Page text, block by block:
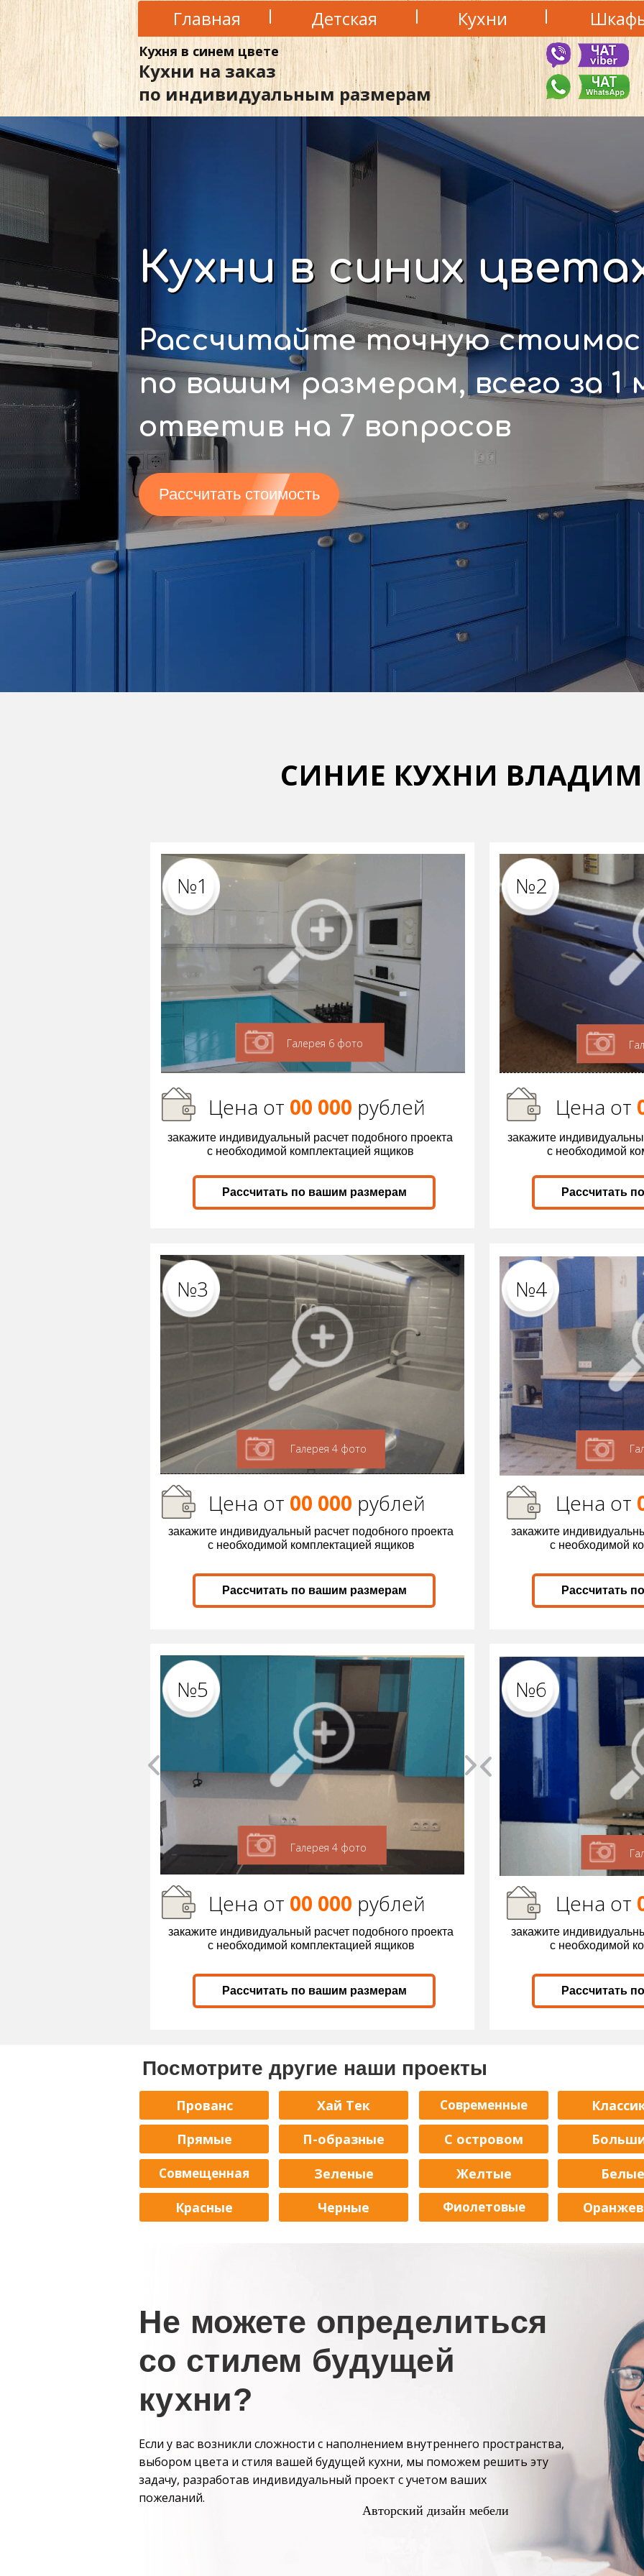
Рассчитать стоимость
Рассчитайте точную
по вашим размерам, всего за
ответив на 7 вопросов
Кухни в синих
Галерея 4 фото
№4
№3
СИНИЕ КУХНИ
Цена от 00 000 рублей
П-образные
Посмотрите другие наши проекты
Белые
Рассчитать
Рассчитать
закажите
с необходимой
Цена от
Рассчитать
Совмещенная
Прямые
Детская
С островом
закажите индивидуальный расчет подобного проекта
с необходимой комплектацией ящиков
Рассчитать по вашим размерам
Цена от 00 000 рублей
Черные
Прованс
Зеленые
Современные
Красные
Хай Тек
Желтые
Фиолетовые
Не можете определиться
со стилем будущей
кухни?
Галерея 4 фото
Кухни на заказ
по индивидуальным размерам
Главная Кухни
Кухня в синем цвете
Если у вас возникли сложности с наполнением внутреннего пространства,
выбором цвета и стиля вашей будущей кухни, мы поможем решить эту
задачу, разработав индивидуальный проект с учетом ваших
пожеланий.
Рассчитать по вашим размерам
закажите индивидуальный расчет подобного проекта
с необходимой комплектацией ящиков
Цена от 00 000 рублей
№2
№5
закажите
с необходимой
Галерея 6 фото
Цена от
Рассчитать по вашим размерам
закажите индивидуальный расчет подобного проекта
с необходимой комплектацией ящиков
№1
закажите
с необходимой
Цена от
Авторский дизайн мебели
№6